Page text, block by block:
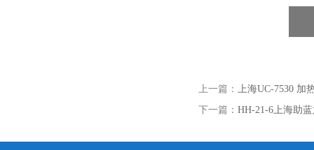
上一篇： 上海UC-7530 加
下一篇： HH-21-6上海助